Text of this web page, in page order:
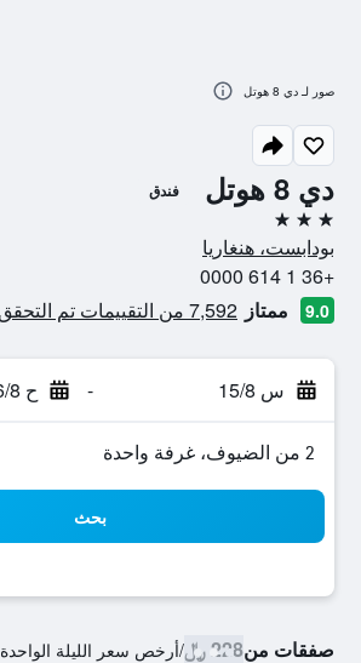
دي 8 هوتل فندق
3 نجوم
بودابست، هنغاريا
+36 1 614 0000
9.0 ممتاز 7,592 من التقييمات تم التحقق منها
س 15/8 - ح 16/8
2 من الضيوف، غرفة واحدة
بحث
صفقات من228 ﷼ /أرخص سعر الليلة الواحدة
صور لـ دي 8 هوتل